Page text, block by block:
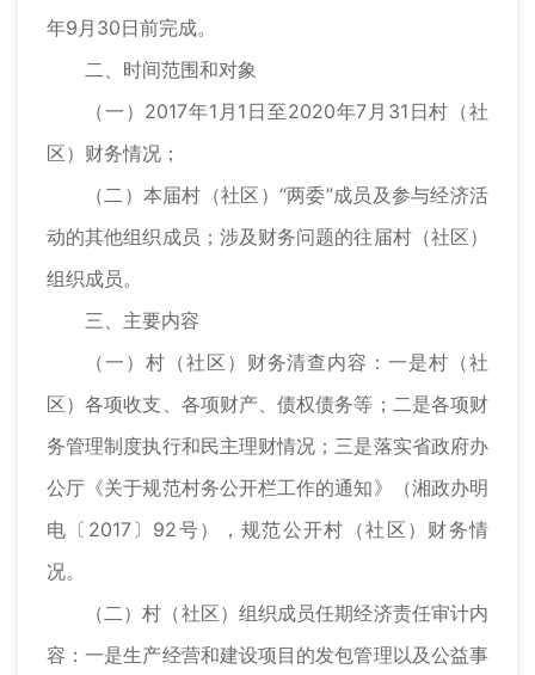
年9月30日前完成。
二、时间范围和对象
（一）2017年1月1日至2020年7月31日村（社
区）财务情况；
（二）本届村（社区）“两委”成员及参与经济活
动的其他组织成员；涉及财务问题的往届村（社区）
组织成员。
三、主要内容
（一）村（社区）财务清查内容：一是村（社
区）各项收支、各项财产、债权债务等；二是各项财
务管理制度执行和民主理财情况；三是落实省政府办
公厅《关于规范村务公开栏工作的通知》（湘政办明
电〔2017〕92号），规范公开村（社区）财务情
况。
（二）村（社区）组织成员任期经济责任审计内
容：一是生产经营和建设项目的发包管理以及公益事